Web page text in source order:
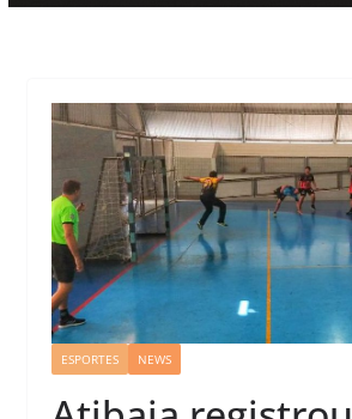
ESPORTES NEWS